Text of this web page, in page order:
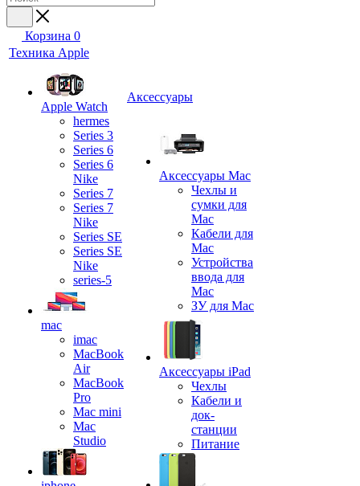
Корзина 0
Техника Apple
Apple Watch
hermes
Series 3
Series 6
Series 6
Nike
Series 7
Series 7
Nike
Series SE
Series SE
Nike
series-5
mac
imac
MacBook
Air
MacBook
Pro
Mac mini
Mac
Studio
Аксессуары
Аксессуары Mac
Чехлы и
сумки для
Mac
Кабели для
Mac
Устройства
ввода для
Mac
ЗУ для Mac
Аксессуары iPad
Чехлы
Кабели и
док-
станции
Питание